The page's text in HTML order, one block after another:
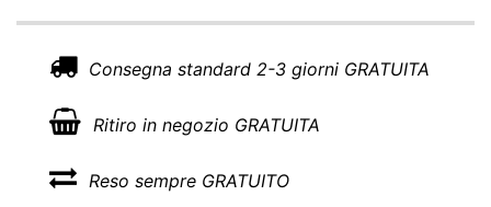
Consegna standard 2-3 giorni GRATUITA
Ritiro in negozio GRATUITA
Reso sempre GRATUITO